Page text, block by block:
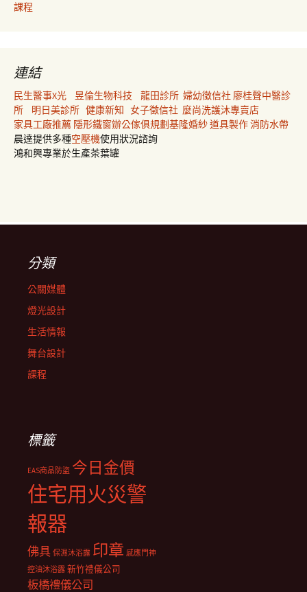
課程
連結
民生醫事X光 昱倫生物科技 龍田診所 婦幼徵信社 廖桂聲中醫診
所
明日美診所 健康新知 女子徵信社 麼尚洗護沐專賣店
家具工廠推薦 隱形鐵窗辦公傢俱規劃基隆婚紗道具製作消防水帶
晨達提供多種空壓機使用狀況諮詢
鴻和興專業於生產茶葉罐
分類
公關媒體
燈光設計
生活情報
舞台設計
課程
標籤
EAS商品防盜 今日金價
住宅用火災警
報器
佛具 保濕沐浴露 印章 感應門神
控油沐浴露 新竹禮儀公司
板橋禮儀公司